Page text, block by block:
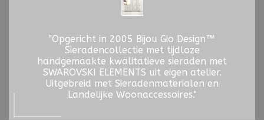
"Opgericht in 2005 Bijou Gio Design™
Sieradencollectie met tijdloze
handgemaakte kwalitatieve sieraden met
SWAROVSKI ELEMENTS uit eigen atelier.
Uitgebreid met Sieradenmaterialen en
Landelijke Woonaccessoires."